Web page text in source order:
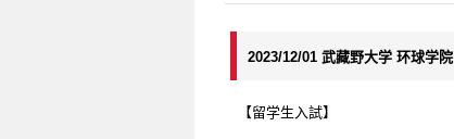
2023/12/01 武藏野大学 环球学院
【留学生入試】